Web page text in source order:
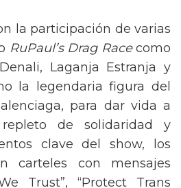
la participación de varias
RuPaul’s Drag Racecomo
Laganja Estranja y
la legendaria figura del
para dar vida a
de solidaridad y
clave del show, los
carteles con mensajes
Trust”, “Protect Trans